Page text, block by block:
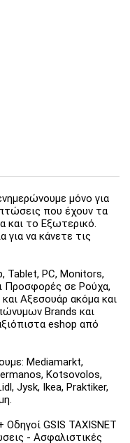
μόνο για
που έχουν τα
και το Εξωτερικό.
για να κάνετε τις
Tablet, PC, Monitors,
Προσφορές σε Ρούχα,
Αξεσουάρ ακόμα και
Brands και
eshop από
Mediamarkt,
Kotsovolos,
Jysk, Ikea, Praktiker,
GSIS TAXISNET
- Ασφαλιστικές